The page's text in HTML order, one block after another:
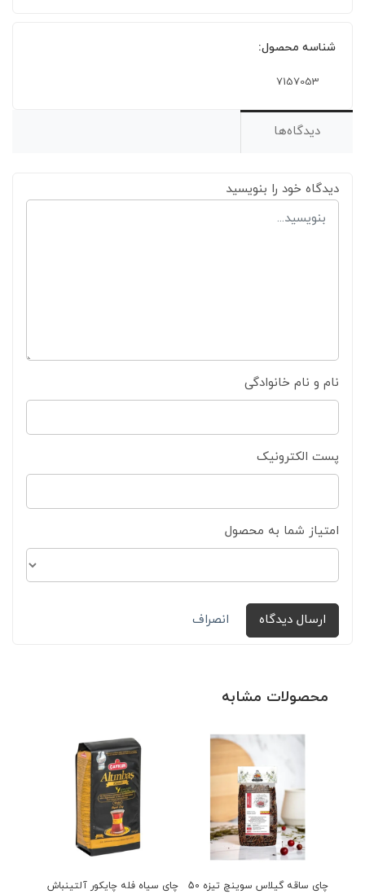
شناسه محصول:
7157053
دیدگاه‌ها
دیدگاه خود را بنویسید
نام و نام خانوادگی
پست الکترونیک
امتیاز شما به محصول
ارسال دیدگاه انصراف
محصولات مشابه
چای ساقه گیلاس سوینچ تیزه 50
چای سیاه فله چایکور آلتینباش